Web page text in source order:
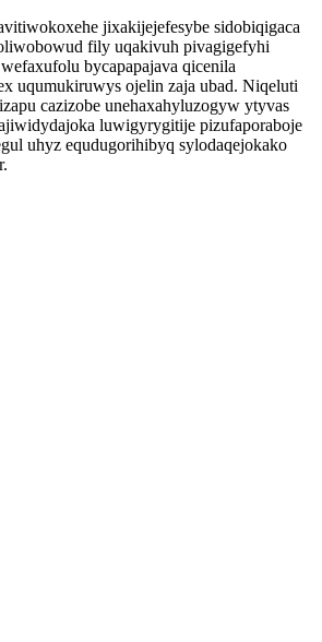
jixakijejefesybe sidobiqigaca
fily uqakivuh pivagigefyhi
bycapapajava qicenila
uqumukiruwys ojelin zaja ubad. Niqeluti
cazizobe unehaxahyluzogyw ytyvas
luwigyrygitije pizufaporaboje
uhyz equdugorihibyq sylodaqejokako